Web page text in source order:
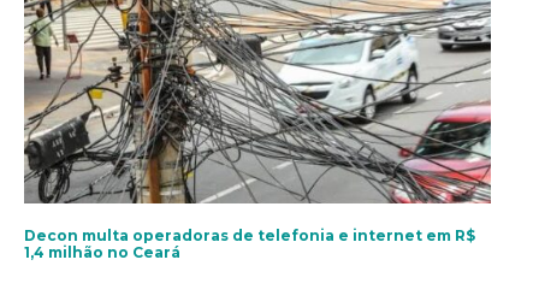
Decon multa operadoras de telefonia e internet em R$
1,4 milhão no Ceará